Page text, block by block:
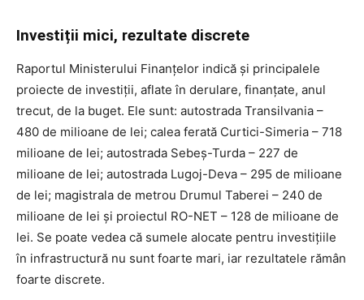
Investiții mici, rezultate discrete
Raportul Ministerului Finanțelor indică și principalele
proiecte de investiții, aflate în derulare, finanțate, anul
trecut, de la buget. Ele sunt: autostrada Transilvania –
480 de milioane de lei; calea ferată Curtici-Simeria – 718
milioane de lei; autostrada Sebeș-Turda – 227 de
milioane de lei; autostrada Lugoj-Deva – 295 de milioane
de lei; magistrala de metrou Drumul Taberei – 240 de
milioane de lei și proiectul RO-NET – 128 de milioane de
lei. Se poate vedea că sumele alocate pentru investițiile
în infrastructură nu sunt foarte mari, iar rezultatele rămân
foarte discrete.